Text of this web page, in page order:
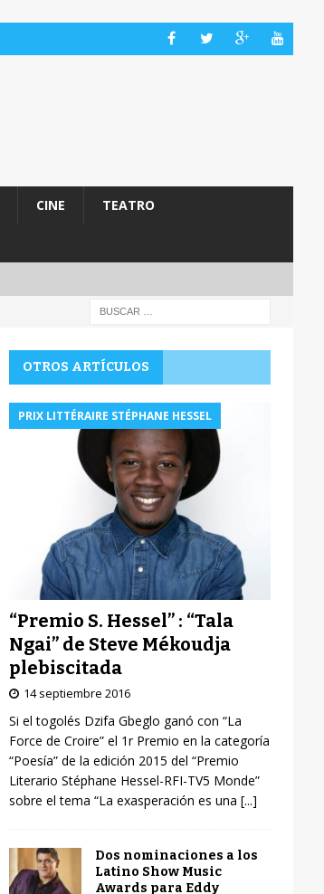
CINE TEATRO
OTROS ARTÍCULOS
PRIX LITTÉRAIRE STÉPHANE HESSEL
“Premio S. Hessel” : “Tala
Ngai” de Steve Mékoudja
plebiscitada
14 septiembre 2016
Si el togolés Dzifa Gbeglo ganó con “La
Force de Croire” el 1r Premio en la categoría
“Poesía” de la edición 2015 del “Premio
Literario Stéphane Hessel-RFI-TV5 Monde”
sobre el tema “La exasperación es una [...]
Dos nominaciones a los
Latino Show Music
Awards para Eddy